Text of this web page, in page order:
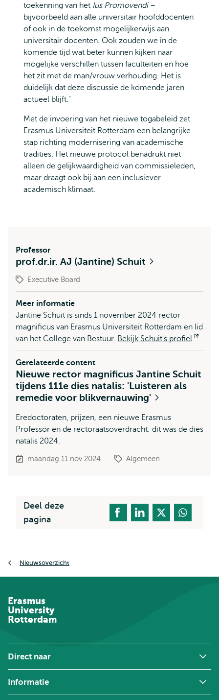
toekenning van het Ius Promovendi–
bijvoorbeeld aan alle universitair hoofddocenten
of ook in de toekomst mogelijkerwijs aan
universitair docenten. Ook zouden we in de
komende tijd wat beter kunnen kijken naar
mogelijke verschillen tussen faculteiten en hoe
het zit met de man/vrouw verhouding. Het is
duidelijk dat deze discussie de komende jaren
actueel blijft."
Met de invoering van het nieuwe togabeleid zet
Erasmus Universiteit Rotterdam een belangrijke
stap richting modernisering van academische
tradities. Het nieuwe protocol benadrukt niet
alleen de gelijkwaardigheid van commissieleden,
maar draagt ook bij aan een inclusiever
academisch klimaat.
Professor
prof.dr.ir. AJ (Jantine) Schuit
Executive Board
Meer informatie
Jantine Schuit is sinds 1 november 2024 rector
magnificus van Erasmus Universiteit Rotterdam en lid
van het College van Bestuur. Bekijk Schuit's profiel .
Gerelateerde content
Nieuwe rector magnificus Jantine Schuit
tijdens 111e dies natalis: 'Luisteren als
remedie voor blikvernauwing'
Eredoctoraten, prijzen, een nieuwe Erasmus
Professor en de rectoraatsoverdracht: dit was de dies
natalis 2024.
maandag 11 nov 2024 Algemeen
Deel deze
pagina
Nieuwsoverzicht
Erasmus
University
Rotterdam
Direct naar
Informatie